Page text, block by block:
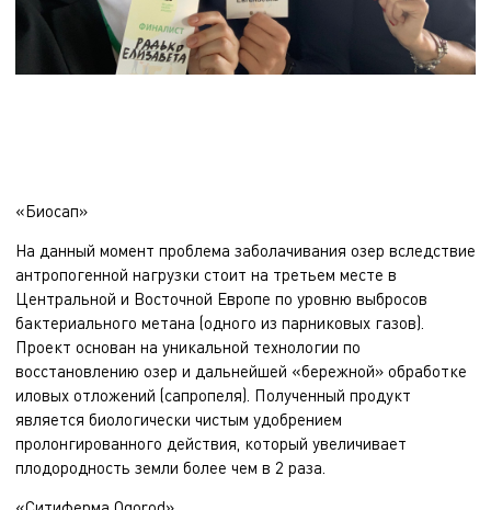
«Биосап»
На данный момент проблема заболачивания озер вследствие
антропогенной нагрузки стоит на третьем месте в
Центральной и Восточной Европе по уровню выбросов
бактериального метана (одного из парниковых газов).
Проект основан на уникальной технологии по
восстановлению озер и дальнейшей «бережной» обработке
иловых отложений (сапропеля). Полученный продукт
является биологически чистым удобрением
пролонгированного действия, который увеличивает
плодородность земли более чем в 2 раза.